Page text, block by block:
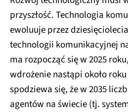
przyszłość. Technologia
ewoluuje przez
technologii komunikacyjnej
ma rozpocząć się w 2025
wdrożenie nastąpi około roku
spodziewa się, że w 2035
agentów na świecie (tj.